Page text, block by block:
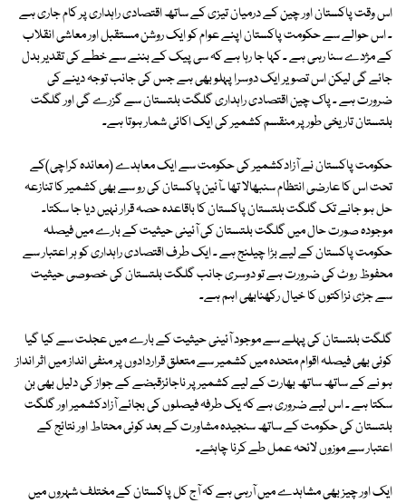
اس وقت پاکستان اور چین کے درمیان تیزی کے ساتھ اقتصادی راہداری پر کام جاری ہے
۔ اس حوالے سے حکومت پاکستان اپنے عوام کو ایک روشن مستقبل اور معاشی انقلاب
کے مژدے سنا رہی ہے ۔ کہا جا رہا ہے کہ سی پیک کے بننے سے خطے کی تقدیر بدل
جائے گی لیکن اس تصویر ایک دوسرا پہلو بھی ہے جس کی جانب توجہ دینے کی
ضرورت ہے ۔ پاک چین اقتصادی راہداری گلگت بلتستان سے گزرے گی اور گلگت
بلتستان تاریخی طور پر منقسم کشمیر کی ایک اکائی شمار ہوتا ہے۔
حکومت پاکستان نے آزادکشمیر کی حکومت سے ایک معاہدے (معائدہ کراچی)کے
تحت اس کا عارضی انتظام سنبھالا تھا ۔آئین پاکستان کی رو سے بھی کشمیر کا تنازعہ
حل ہو جانے تک گلگت بلتستان پاکستان کا باقاعدہ حصہ قرار نہیں دیا جا سکتا۔
موجودہ صورت حال میں گلگت بلتستان کی آئینی حیثیت کے بارے میں فیصلہ
حکومت پاکستان کے لیے بڑا چیلنج ہے ۔ ایک طرف اقتصادی راہداری کو ہر اعتبار سے
محفوظ روٹ کی ضرورت ہے تو دوسری جانب گلگت بلتستان کی خصوصی حیثیت
سے جڑی نزاکتوں کا خیال رکھنابھی اہم ہے۔
گلگت بلتستان کی پہلے سے موجود آئینی حیثیت کے بارے میں عجلت سے کیا گیا
کوئی بھی فیصلہ اقوام متحدہ میں کشمیر سے متعلق قراردادوں پر منفی انداز میں اثر انداز
ہو نے کے ساتھ ساتھ بھارت کے لیے کشمیر پر ناجائزقبضے کے جواز کی دلیل بھی بن
سکتا ہے ۔ اس لیے ضروری ہے کہ یک طرفہ فیصلوں کی بجائے آزادکشمیر اور گلگت
بلتستان کی حکومت کے ساتھ سنجیدہ مشاورت کے بعد کوئی محتاط اور نتائج کے
اعتبار سے موزوں لائحہ عمل طے کرنا چاہئے۔
ایک اور چیز بھی مشاہدے میں آرہی ہے کہ آج کل پاکستان کے مختلف شہروں میں